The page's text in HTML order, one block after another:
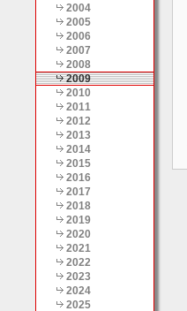
2004
2005
2006
2007
2008
2009
2010
2011
2012
2013
2014
2015
2016
2017
2018
2019
2020
2021
2022
2023
2024
2025